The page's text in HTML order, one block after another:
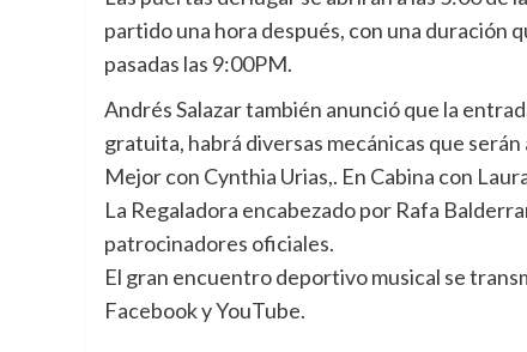
partido una hora después, con una duración
pasadas las 9:00PM.
Andrés Salazar también anunció que la
gratuita, habrá diversas mecánicas que
Mejor con Cynthia Urias,. En Cabina con
La Regaladora encabezado por Rafa
patrocinadores oficiales.
El gran encuentro deportivo musical se
Facebook y YouTube.